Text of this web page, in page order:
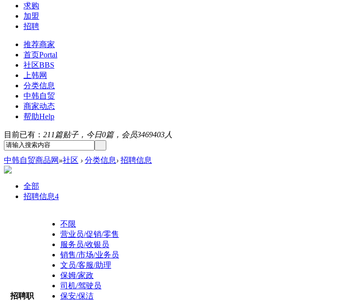
求购
加盟
招聘
推荐商家
首页Portal
社区BBS
上韩网
分类信息
中韩自贸
商家动态
帮助Help
目前已有： 211篇贴子，今日0篇，会员3469403人
中韩自贸商品网 »社区 › 分类信息› 招聘信息
全部
招聘信息4
招聘职
不限
营业员/促销/零售
服务员/收银员
销售/市场/业务员
文员/客服/助理
保姆/家政
司机/驾驶员
保安/保洁